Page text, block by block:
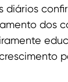
diários
dos